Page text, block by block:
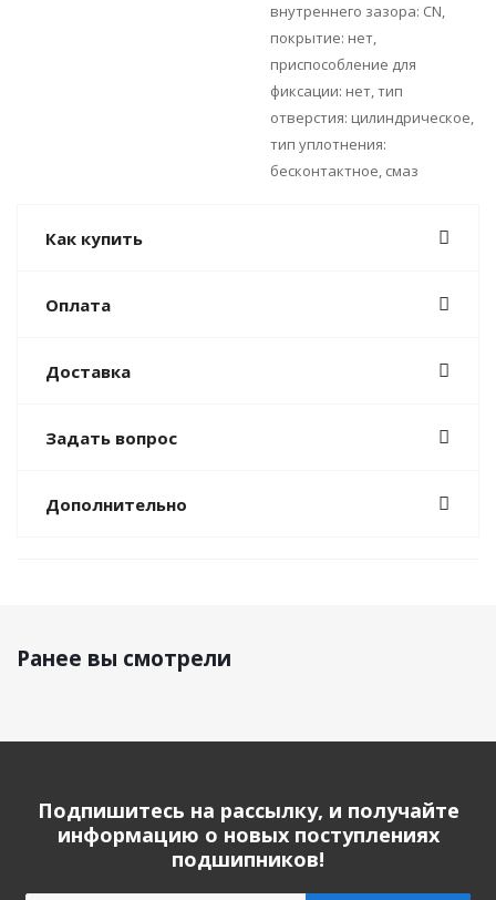
внутреннего зазора: CN,
покрытие: нет,
приспособление для
фиксации: нет, тип
отверстия: цилиндрическое,
тип уплотнения:
бесконтактное, смаз
Как купить
Оплата
Доставка
Задать вопрос
Дополнительно
Ранее вы смотрели
Подпишитесь на рассылку, и получайте
информацию о новых поступлениях
подшипников!